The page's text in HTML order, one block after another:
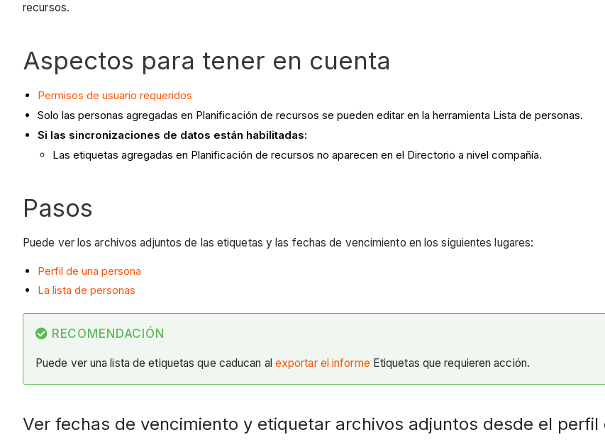
recursos.
Aspectos para tener en cuenta
Permisos de usuario requeridos
Solo las personas agregadas en Planificación de recursos se pueden editar en la herramienta Lista de personas.
Si las sincronizaciones de datos están habilitadas:
Las etiquetas agregadas en Planificación de recursos no aparecen en el Directorio a nivel compañía.
Pasos
Puede ver los archivos adjuntos de las etiquetas y las fechas de vencimiento en los siguientes lugares:
Perfil de una persona
La lista de personas
RECOMENDACIÓN
Puede ver una lista de etiquetas que caducan al exportar el informe Etiquetas que requieren acción.
Ver fechas de vencimiento y etiquetar archivos adjuntos desde el perfil